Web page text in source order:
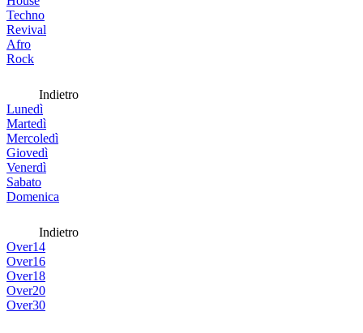
Techno
Revival
Afro
Rock
Indietro
Lunedì
Martedì
Mercoledì
Giovedì
Venerdì
Sabato
Domenica
Indietro
Over14
Over16
Over18
Over20
Over30